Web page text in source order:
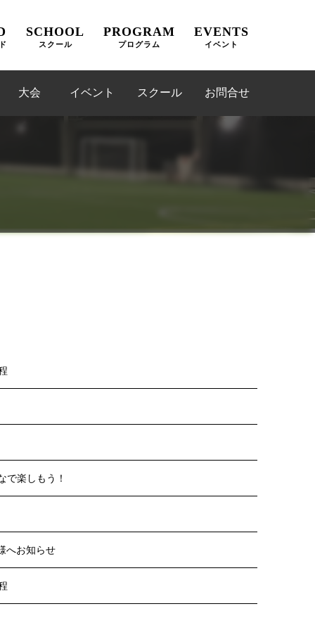
SCHOOL
スクール
PROGRAM
プログラム
EVENTS
イベント
大会 イベント スクール お問合せ
で楽しもう！
へお知らせ